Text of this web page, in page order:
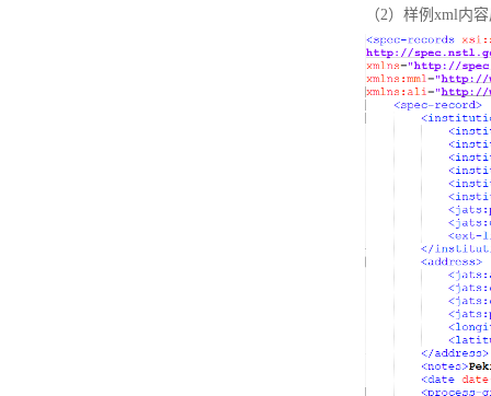
（2）样例xml内